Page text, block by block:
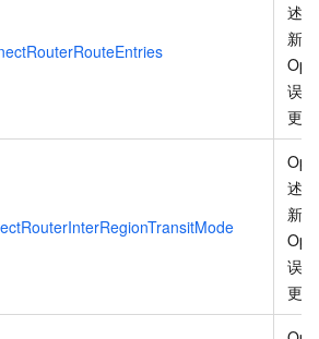
述
新、
误
更
述
新、
误
更